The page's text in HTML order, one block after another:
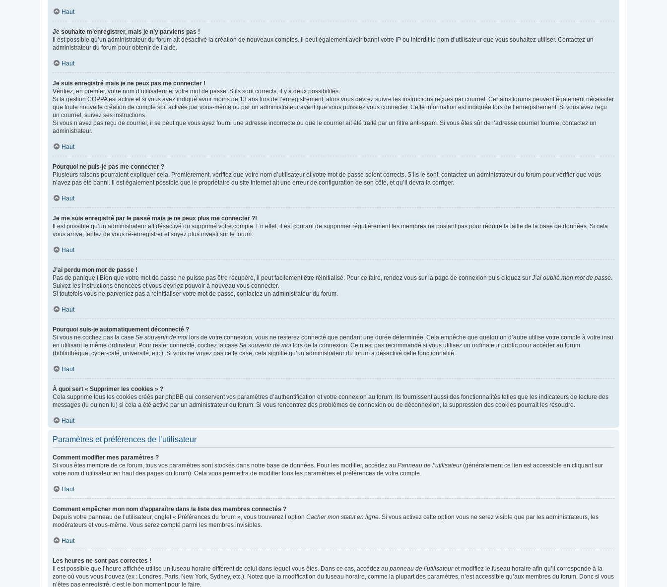
Haut
Je souhaite m’enregistrer, mais je n’y parviens pas !
Il est possible qu’un administrateur du forum ait désactivé la création de nouveaux comptes. Il peut également avoir banni votre IP ou interdit le nom d’utilisateur que vous souhaitez utiliser. Contactez un
administrateur du forum pour obtenir de l’aide.
Haut
Je suis enregistré mais je ne peux pas me connecter !
Vérifiez, en premier, votre nom d’utilisateur et votre mot de passe. S’ils sont corrects, il y a deux possibilités :
Si la gestion COPPA est active et si vous avez indiqué avoir moins de 13 ans lors de l’enregistrement, alors vous devrez suivre les instructions reçues par courriel. Certains forums peuvent également nécessiter
que toute nouvelle création de compte soit activée par vous-même ou par un administrateur avant que vous puissiez vous connecter. Cette information est indiquée lors de l’enregistrement. Si vous avez reçu
un courriel, suivez ses instructions.
Si vous n’avez pas reçu de courriel, il se peut que vous ayez fourni une adresse incorrecte ou que le courriel ait été traité par un filtre anti-spam. Si vous êtes sûr de l’adresse courriel fournie, contactez un
administrateur.
Haut
Pourquoi ne puis-je pas me connecter ?
Plusieurs raisons pourraient expliquer cela. Premièrement, vérifiez que votre nom d’utilisateur et votre mot de passe soient corrects. S’ils le sont, contactez un administrateur du forum pour vérifier que vous
n’avez pas été banni. Il est également possible que le propriétaire du site Internet ait une erreur de configuration de son côté, et qu’il devra la corriger.
Haut
Je me suis enregistré par le passé mais je ne peux plus me connecter ?!
Il est possible qu’un administrateur ait désactivé ou supprimé votre compte. En effet, il est courant de supprimer régulièrement les membres ne postant pas pour réduire la taille de la base de données. Si cela
vous arrive, tentez de vous ré-enregistrer et soyez plus investi sur le forum.
Haut
J’ai perdu mon mot de passe !
Pas de panique ! Bien que votre mot de passe ne puisse pas être récupéré, il peut facilement être réinitialisé. Pour ce faire, rendez vous sur la page de connexion puis cliquez sur J’ai oublié mon mot de passe.
Suivez les instructions énoncées et vous devriez pouvoir à nouveau vous connecter.
Si toutefois vous ne parveniez pas à réinitialiser votre mot de passe, contactez un administrateur du forum.
Haut
Pourquoi suis-je automatiquement déconnecté ?
Si vous ne cochez pas la case Se souvenir de moi lors de votre connexion, vous ne resterez connecté que pendant une durée déterminée. Cela empêche que quelqu’un d’autre utilise votre compte à votre insu
en utilisant le même ordinateur. Pour rester connecté, cochez la case Se souvenir de moi lors de la connexion. Ce n’est pas recommandé si vous utilisez un ordinateur public pour accéder au forum
(bibliothèque, cyber-café, université, etc.). Si vous ne voyez pas cette case, cela signifie qu’un administrateur du forum a désactivé cette fonctionnalité.
Haut
À quoi sert « Supprimer les cookies » ?
Cela supprime tous les cookies créés par phpBB qui conservent vos paramètres d’authentification et votre connexion au forum. Ils fournissent aussi des fonctionnalités telles que les indicateurs de lecture des
messages (lu ou non lu) si cela a été activé par un administrateur du forum. Si vous rencontrez des problèmes de connexion ou de déconnexion, la suppression des cookies pourrait les résoudre.
Haut
Paramètres et préférences de l’utilisateur
Comment modifier mes paramètres ?
Si vous êtes membre de ce forum, tous vos paramètres sont stockés dans notre base de données. Pour les modifier, accédez au Panneau de l’utilisateur(généralement ce lien est accessible en cliquant sur
votre nom d’utilisateur en haut des pages du forum). Cela vous permettra de modifier tous les paramètres et préférences de votre compte.
Haut
Comment empêcher mon nom d’apparaître dans la liste des membres connectés ?
Depuis votre panneau de l’utilisateur, onglet « Préférences du forum », vous trouverez l’option Cacher mon statut en ligne. Si vous activez cette option vous ne serez visible que par les administrateurs, les
modérateurs et vous-même. Vous serez compté parmi les membres invisibles.
Haut
Les heures ne sont pas correctes !
Il est possible que l’heure affichée utilise un fuseau horaire différent de celui dans lequel vous êtes. Dans ce cas, accédez au panneau de l’utilisateuret modifiez le fuseau horaire afin qu’il corresponde à la
zone où vous vous trouvez (ex : Londres, Paris, New York, Sydney, etc.). Notez que la modification du fuseau horaire, comme la plupart des paramètres, n’est accessible qu’aux membres du forum. Donc si vous
n’êtes pas enregistré, c’est le bon moment pour le faire.